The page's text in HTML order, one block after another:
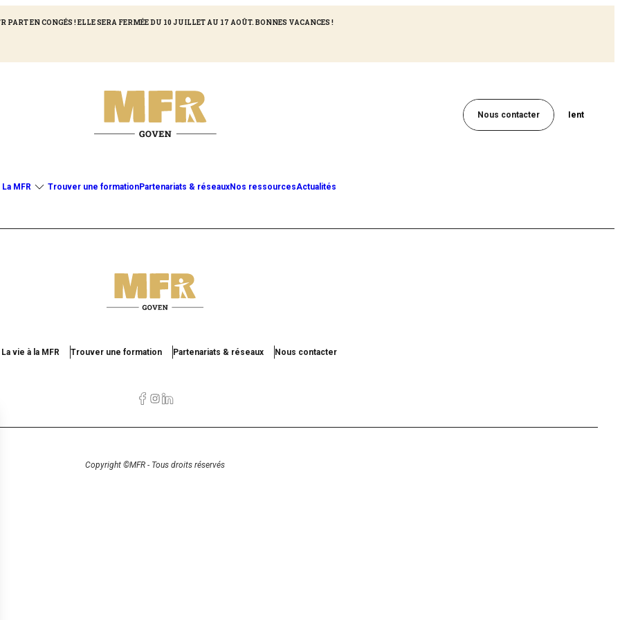
PART EN CONGÉS ! ELLE SERA FERMÉE DU 10 JUILLET AU 17 AOÛT. BONNES VACANCES !
La MFR Trouver une formationPartenariats & réseauxNos ressourcesActualités
Nous contacter Ient
La vie à la MFR Trouver une formation Partenariats & réseaux Nous contacter
Copyright ©MFR - Tous droits réservés